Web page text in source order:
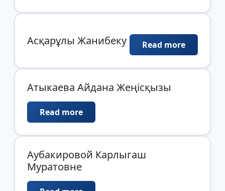
Асқарұлы Жанибеку Read more
Атыкаева Айдана Жеңісқызы
Read more
Аубакировой Карлыгаш
Муратовне